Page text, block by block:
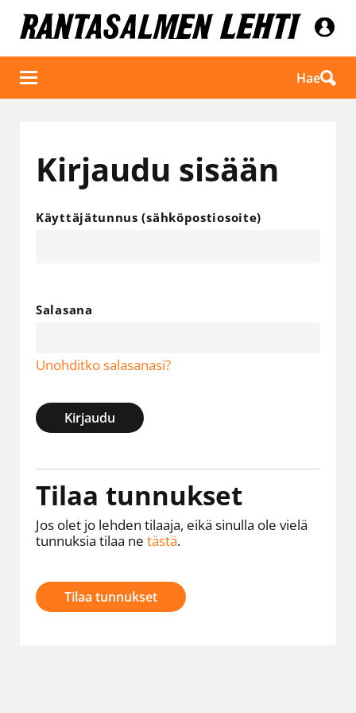
Hae
Kirjaudu sisään
Käyttäjätunnus (sähköpostiosoite)
Salasana
Unohditko salasanasi?
Kirjaudu
Tilaa tunnukset
Jos olet jo lehden tilaaja, eikä sinulla ole vielä
tunnuksia tilaa ne tästä.
Tilaa tunnukset